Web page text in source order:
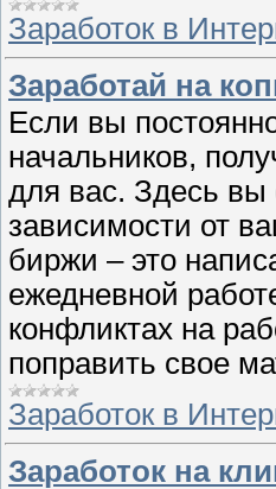
Заработок в
Заработай на
Если вы
начальников,
для вас. Здесь вы
зависимости от
биржи – это
ежедневной
конфликтах на
поправить свое
Заработок в
Заработок на